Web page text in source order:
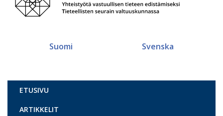
Suomi Svenska
Vastuullinen tiede
ETUSIVU
ARTIKKELIT